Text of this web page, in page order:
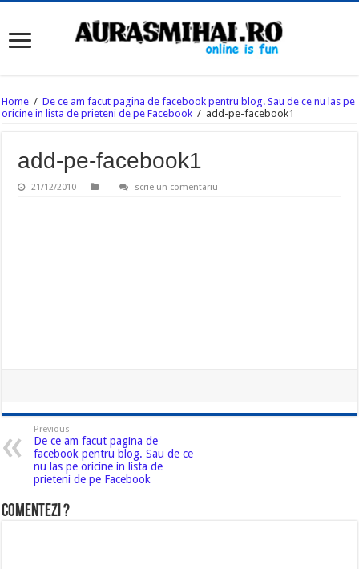
Home / De ce am facut pagina de facebook pentru blog. Sau de ce nu las pe
oricine in lista de prieteni de pe Facebook / add-pe-facebook1
add-pe-facebook1
21/12/2010 scrie un comentariu
Previous
De ce am facut pagina de
facebook pentru blog. Sau de ce
nu las pe oricine in lista de
prieteni de pe Facebook
Comentezi ?